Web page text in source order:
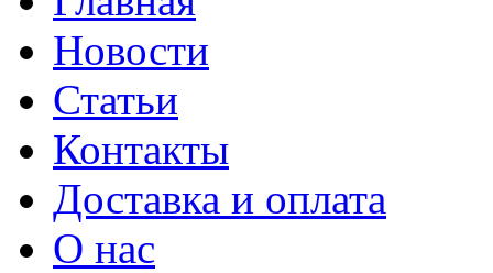
Новости
Статьи
Контакты
Доставка и оплата
О нас